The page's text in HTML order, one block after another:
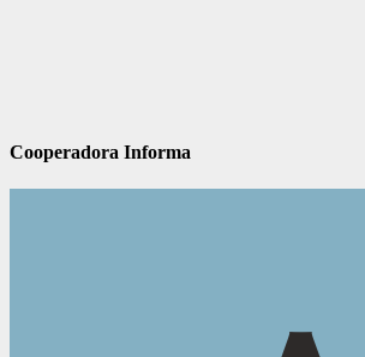
Cooperadora Informa